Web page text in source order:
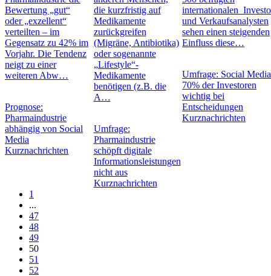
Bewertung „gut“
oder „exzellent“
verteilten – im
Gegensatz zu 42% im
Vorjahr. Die Tendenz
neigt zu einer
weiteren Abw…
Prognose:
Pharmaindustrie
abhängig von Social
Media
Kurznachrichten
die kurzfristig auf
Medikamente
zurückgreifen
(Migräne, Antibiotika)
oder sogenannte
„Lifestyle“-
Medikamente
benötigen (z.B. die
A…
Umfrage:
Pharmaindustrie
schöpft digitale
Informationsleistungen
nicht aus
Kurznachrichten
internationalen
und Verkaufsanalysten
sehen einen steigenden
Einfluss diese…
Umfrage: Social
70% der Investoren
wichtig bei
Entscheidungen
Kurznachrichten
1
...
47
48
49
50
51
52